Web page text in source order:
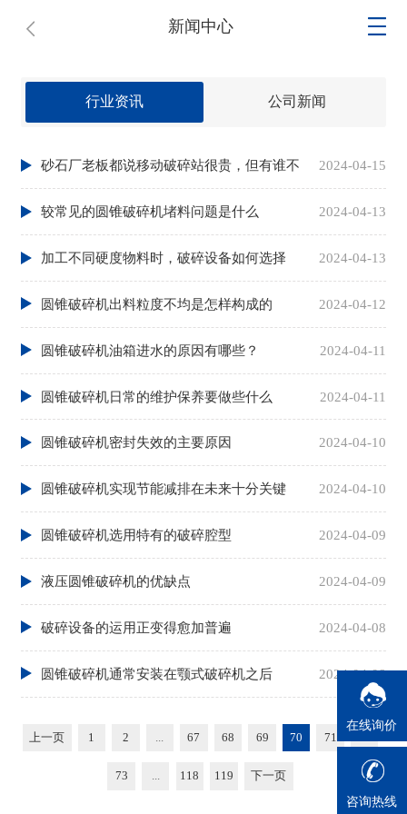
新闻中心
行业资讯 公司新闻
砂石厂老板都说移动破碎站很贵，但有谁不
想用
2024-04-15
较常见的圆锥破碎机堵料问题是什么 2024-04-13
加工不同硬度物料时，破碎设备如何选择 2024-04-13
圆锥破碎机出料粒度不均是怎样构成的 2024-04-12
圆锥破碎机油箱进水的原因有哪些？ 2024-04-11
圆锥破碎机日常的维护保养要做些什么 2024-04-11
圆锥破碎机密封失效的主要原因 2024-04-10
圆锥破碎机实现节能减排在未来十分关键 2024-04-10
圆锥破碎机选用特有的破碎腔型 2024-04-09
液压圆锥破碎机的优缺点 2024-04-09
破碎设备的运用正变得愈加普遍 2024-04-08
圆锥破碎机通常安装在颚式破碎机之后 2024-04-08
上一页 1 2 ... 67 68 69 70 71
73 ... 118 119 下一页
在线询价
咨询热线